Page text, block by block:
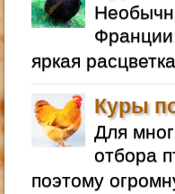
яркая
Куры
Для
отбора
поэтому